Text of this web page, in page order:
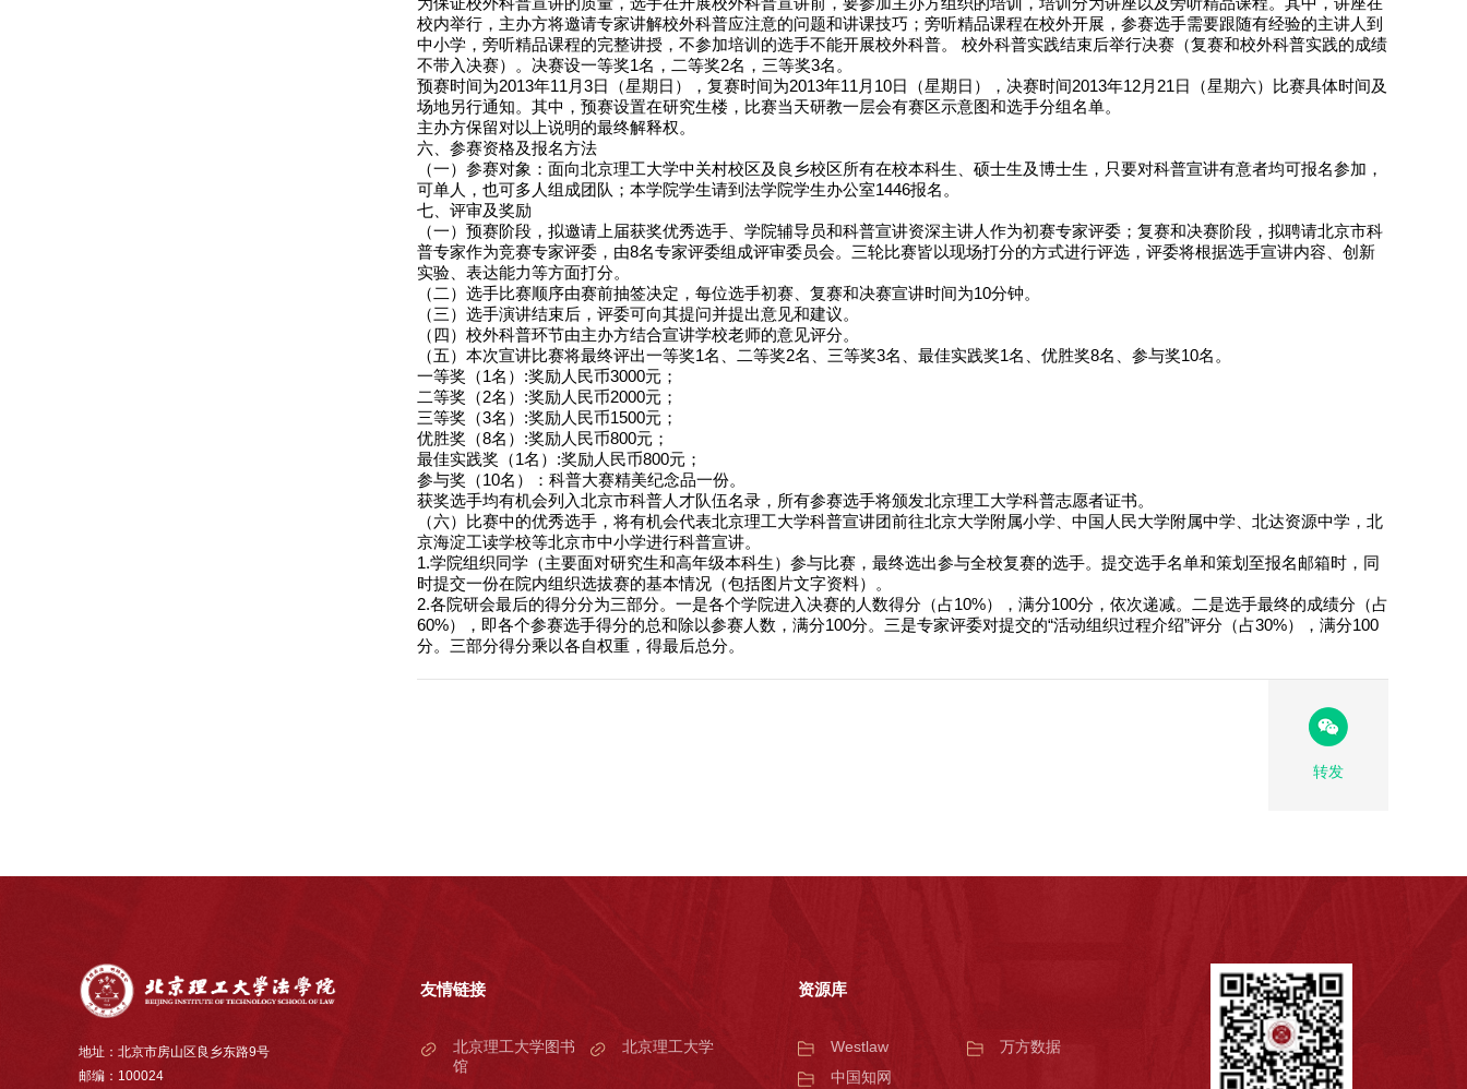
校内举行，主办方将邀请专家讲解校外科普应注意的问题和讲课技巧；旁听精品课程在校外开展，参赛选手需要跟随有经验的主讲人到
中小学，旁听精品课程的完整讲授，不参加培训的选手不能开展校外科普。 校外科普实践结束后举行决赛（复赛和校外科普实践的成绩
不带入决赛）。决赛设一等奖1名，二等奖2名，三等奖3名。
预赛时间为2013年11月3日（星期日），复赛时间为2013年11月10日（星期日），决赛时间2013年12月21日（星期六）比赛具体时间及
场地另行通知。其中，预赛设置在研究生楼，比赛当天研教一层会有赛区示意图和选手分组名单。
主办方保留对以上说明的最终解释权。
六、参赛资格及报名方法
（一）参赛对象：面向北京理工大学中关村校区及良乡校区所有在校本科生、硕士生及博士生，只要对科普宣讲有意者均可报名参加，
可单人，也可多人组成团队；本学院学生请到法学院学生办公室1446报名。
七、评审及奖励
（一）预赛阶段，拟邀请上届获奖优秀选手、学院辅导员和科普宣讲资深主讲人作为初赛专家评委；复赛和决赛阶段，拟聘请北京市科
普专家作为竞赛专家评委，由8名专家评委组成评审委员会。三轮比赛皆以现场打分的方式进行评选，评委将根据选手宣讲内容、创新
实验、表达能力等方面打分。
（二）选手比赛顺序由赛前抽签决定，每位选手初赛、复赛和决赛宣讲时间为10分钟。
（三）选手演讲结束后，评委可向其提问并提出意见和建议。
（四）校外科普环节由主办方结合宣讲学校老师的意见评分。
（五）本次宣讲比赛将最终评出一等奖1名、二等奖2名、三等奖3名、最佳实践奖1名、优胜奖8名、参与奖10名。
一等奖（1名）:奖励人民币3000元；
二等奖（2名）:奖励人民币2000元；
三等奖（3名）:奖励人民币1500元；
优胜奖（8名）:奖励人民币800元；
最佳实践奖（1名）:奖励人民币800元；
参与奖（10名）：科普大赛精美纪念品一份。
获奖选手均有机会列入北京市科普人才队伍名录，所有参赛选手将颁发北京理工大学科普志愿者证书。
（六）比赛中的优秀选手，将有机会代表北京理工大学科普宣讲团前往北京大学附属小学、中国人民大学附属中学、北达资源中学，北
京海淀工读学校等北京市中小学进行科普宣讲。
1.学院组织同学（主要面对研究生和高年级本科生）参与比赛，最终选出参与全校复赛的选手。提交选手名单和策划至报名邮箱时，同
时提交一份在院内组织选拔赛的基本情况（包括图片文字资料）。
2.各院研会最后的得分分为三部分。一是各个学院进入决赛的人数得分（占10%），满分100分，依次递减。二是选手最终的成绩分（占
60%），即各个参赛选手得分的总和除以参赛人数，满分100分。三是专家评委对提交的“活动组织过程介绍”评分（占30%），满分100
分。三部分得分乘以各自权重，得最后总分。
转发
地址：北京市房山区良乡东路9号
邮编：100024
友情链接
北京理工大学图书
馆
北京理工大学
资源库
Westlaw
万方数据
中国知网